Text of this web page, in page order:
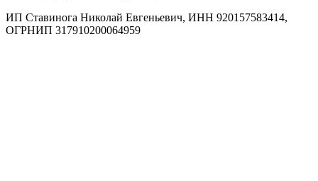
ИП Ставинога Николай Евгеньевич, ИНН 920157583414,
ОГРНИП 317910200064959